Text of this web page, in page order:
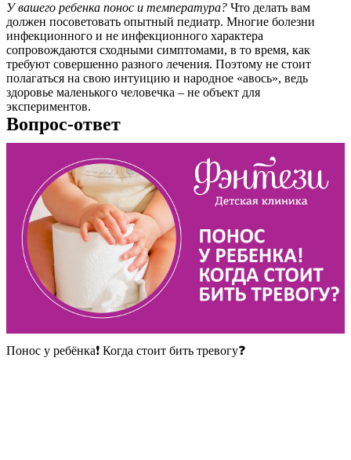
У вашего ребенка понос и температура? Что делать вам
должен посоветовать опытный педиатр. Многие болезни
инфекционного и не инфекционного характера
сопровождаются сходными симптомами, в то время, как
требуют совершенно разного лечения. Поэтому не стоит
полагаться на свою интуицию и народное «авось», ведь
здоровье маленького человечка – не объект для
экспериментов.
Вопрос-ответ
Понос у ребёнка❗️ Когда стоит бить тревогу❓